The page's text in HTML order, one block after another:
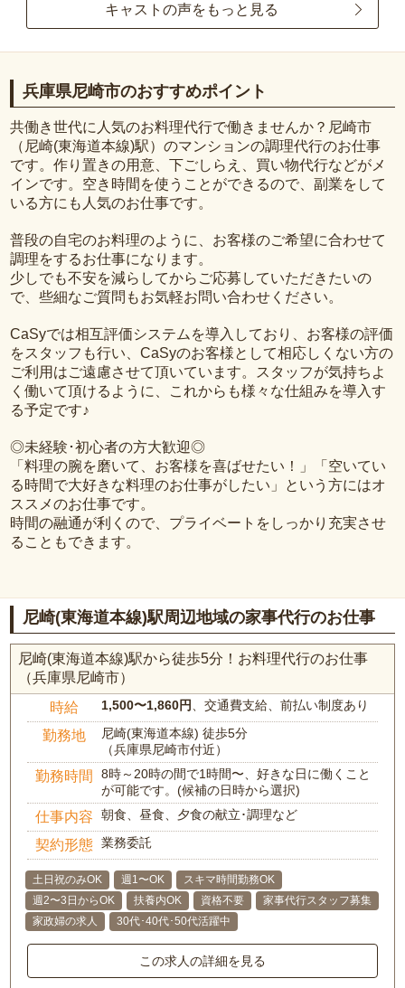
キャストの声をもっと見る
兵庫県尼崎市のおすすめポイント
共働き世代に人気のお料理代行で働きませんか？尼崎市
（尼崎(東海道本線)駅）のマンションの調理代行のお仕事
です。作り置きの用意、下ごしらえ、買い物代行などがメ
インです。空き時間を使うことができるので、副業をして
いる方にも人気のお仕事です。
普段の自宅のお料理のように、お客様のご希望に合わせて
調理をするお仕事になります。
少しでも不安を減らしてからご応募していただきたいの
で、些細なご質問もお気軽お問い合わせください。
CaSyでは相互評価システムを導入しており、お客様の評価
をスタッフも行い、CaSyのお客様として相応しくない方の
ご利用はご遠慮させて頂いています。スタッフが気持ちよ
く働いて頂けるように、これからも様々な仕組みを導入す
る予定です♪
◎未経験･初心者の方大歓迎◎
「料理の腕を磨いて、お客様を喜ばせたい！」「空いてい
る時間で大好きな料理のお仕事がしたい」という方にはオ
ススメのお仕事です。
時間の融通が利くので、プライベートをしっかり充実させ
ることもできます。
尼崎(東海道本線)駅周辺地域の家事代行のお仕事
尼崎(東海道本線)駅から徒歩5分！お料理代行のお仕事
（兵庫県尼崎市）
時給 1,500〜1,860円、交通費支給、前払い制度あり
勤務地
尼崎(東海道本線) 徒歩5分
（兵庫県尼崎市付近）
勤務時間
8時～20時の間で1時間〜、好きな日に働くこと
が可能です。(候補の日時から選択)
仕事内容 朝食、昼食、夕食の献立･調理など
契約形態 業務委託
土日祝のみOK 週1〜OK
スキマ時間勤務OK
週2〜3日からOK
扶養内OK 資格不要
家事代行スタッフ募集
家政婦の求人
30代･40代･50代活躍中
この求人の詳細を見る